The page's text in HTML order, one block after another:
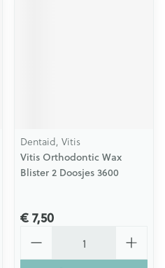
Dentaid, Vitis
Vitis Orthodontic Wax
Blister 2 Doosjes 3600
€ 7,50